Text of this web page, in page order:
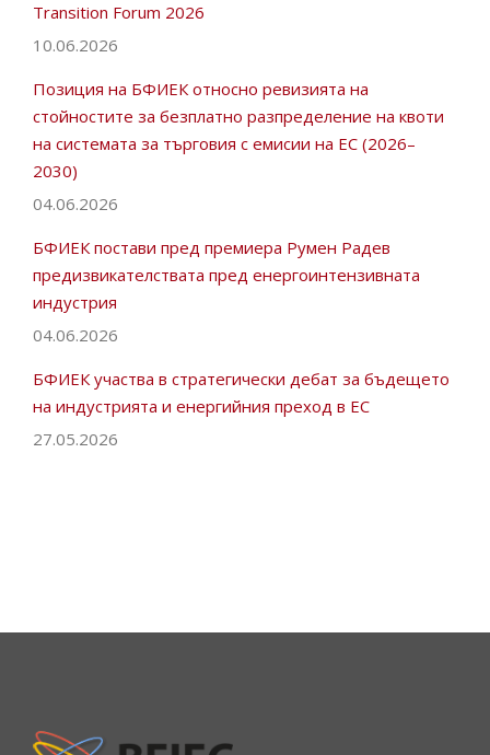
Transition Forum 2026
10.06.2026
Позиция на БФИЕК относно ревизията на
стойностите за безплатно разпределение на квоти
на системата за търговия с емисии на ЕС (2026–
2030)
04.06.2026
БФИЕК постави пред премиера Румен Радев
предизвикателствата пред енергоинтензивната
индустрия
04.06.2026
БФИЕК участва в стратегически дебат за бъдещето
на индустрията и енергийния преход в ЕС
27.05.2026